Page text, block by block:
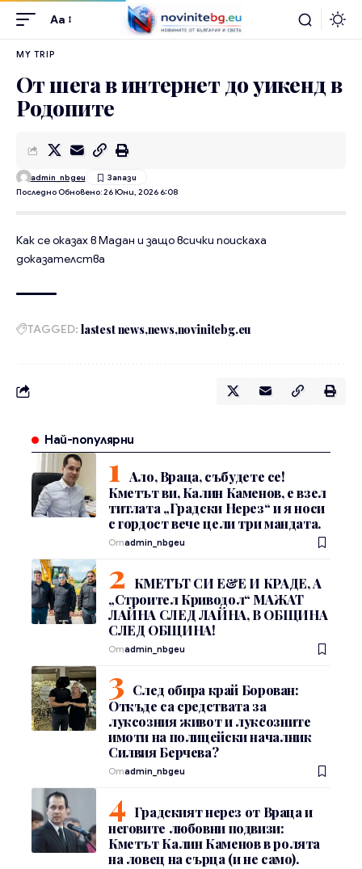
Aa
MY TRIP
От шега в интернет до уикенд в
Родопите
Последно Обновено: 26 Юни, 2026 6:08
admin_nbgeu
Как се оказах в Мадан и защо всички поискаха
доказателства
TAGGED: lastest news news novinitebg.eu
Най-популярни
Ало, Враца, събудете се!
Кметът ви, Калин Каменов, е взел
титлата „Градски Нерез“ и я носи
с гордост вече цели три мандата.
Отadmin_nbgeu
КМЕТЪТ СИ Е&Е И КРАДЕ, А
„Строител Криводол“ МАЖАТ
ЛАЙНА СЛЕД ЛАЙНА, В ОБЩИНА
СЛЕД ОБЩИНА!
Отadmin_nbgeu
След обира край Борован:
Откъде са средствата за
луксозния живот и луксозните
имоти на полицейски началник
Силвия Берчева?
Отadmin_nbgeu
Градският нерез от Враца и
неговите любовни подвизи:
Кметът Калин Каменов в ролята
на ловец на сърца (и не само).